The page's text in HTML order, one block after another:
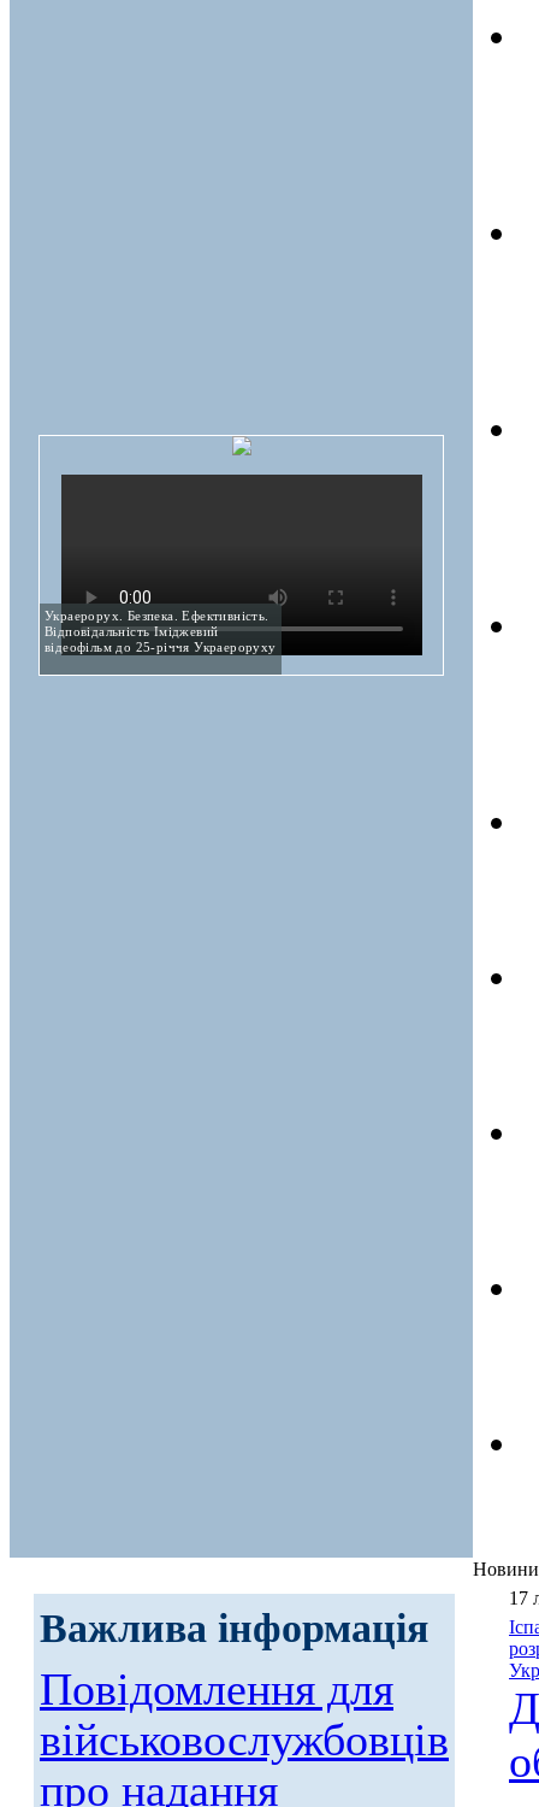
Украерорух. Безпека. Ефективність.
Відповідальність Іміджевий
відеофільм до 25-річчя Украероруху
Важлива інформація
Повідомлення для
військовослужбовців
про надання
Новини
17